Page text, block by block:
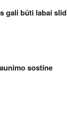
gali būti labai
sostine